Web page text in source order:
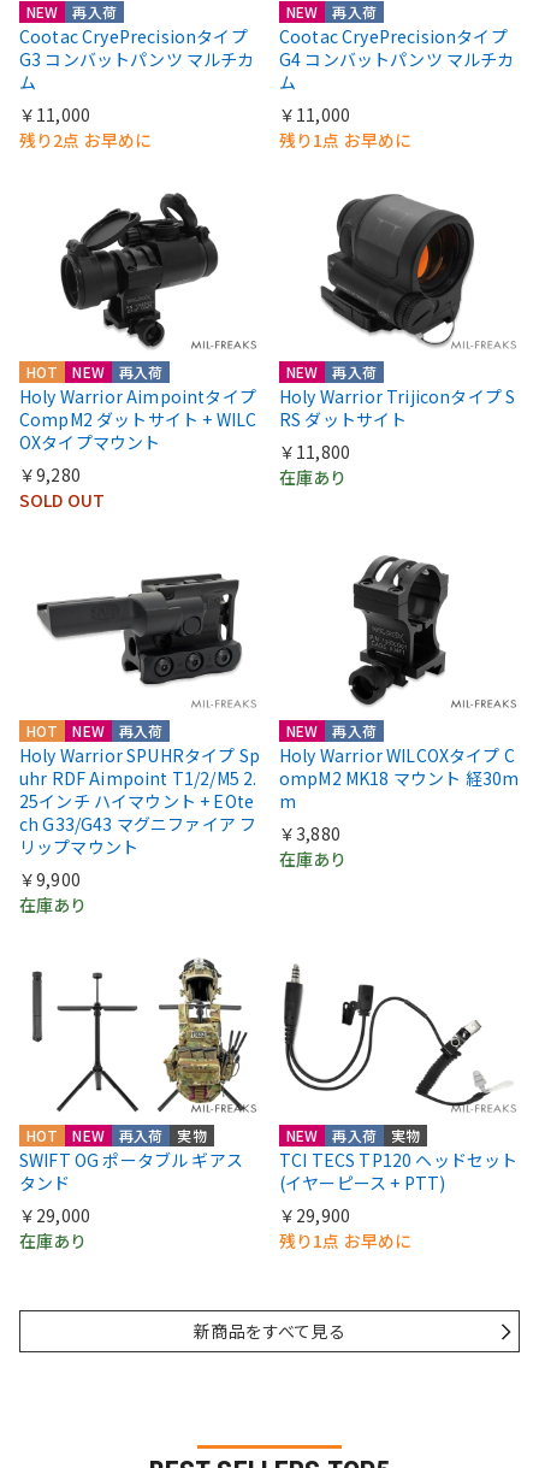
NEW 再入荷
Cootac CryePrecisionタイプ
G3 コンバットパンツ マルチカ
ム
￥11,000
残り2点 お早めに
NEW 再入荷
Cootac CryePrecisionタイプ
G4 コンバットパンツ マルチカ
ム
￥11,000
残り1点 お早めに
HOT NEW 再入荷
Holy Warrior Aimpointタイプ
CompM2 ダットサイト + WILC
OXタイプマウント
￥9,280
SOLD OUT
NEW 再入荷
Holy Warrior Trijiconタイプ S
RS ダットサイト
￥11,800
在庫あり
HOT NEW 再入荷
Holy Warrior SPUHRタイプ Sp
uhr RDF Aimpoint T1/2/M5 2.
25インチ ハイマウント + EOte
ch G33/G43 マグニファイア フ
リップマウント
￥9,900
在庫あり
NEW 再入荷
Holy Warrior WILCOXタイプ C
ompM2 MK18 マウント 経30m
m
￥3,880
在庫あり
HOT NEW 再入荷 実物
SWIFT OG ポータブル ギアス
タンド
￥29,000
在庫あり
NEW 再入荷 実物
TCI TECS TP120 ヘッドセット
(イヤーピース + PTT)
￥29,900
残り1点 お早めに
新商品をすべて見る